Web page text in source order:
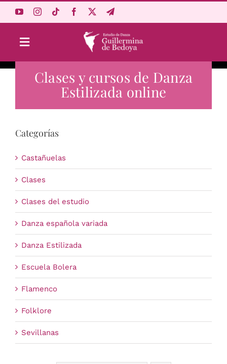
Toggle
Navigation
Aprende Online
Estudio
Carrito
Clases y cursos de Danza
Estilizada online
Categorías
Castañuelas
Clases
Clases del estudio
Danza española variada
Danza Estilizada
Escuela Bolera
Flamenco
Folklore
Sevillanas